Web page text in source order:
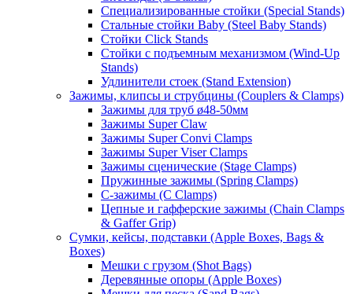
Специализированные стойки (Special Stands)
Стальные стойки Baby (Steel Baby Stands)
Стойки Click Stands
Стойки с подъемным механизмом (Wind-Up
Stands)
Удлинители стоек (Stand Extension)
Зажимы, клипсы и струбцины (Couplers & Clamps)
Зажимы для труб ø48-50мм
Зажимы Super Claw
Зажимы Super Convi Clamps
Зажимы Super Viser Clamps
Зажимы сценические (Stage Clamps)
Пружинные зажимы (Spring Clamps)
С-зажимы (C Clamps)
Цепные и гафферские зажимы (Chain Clamps
& Gaffer Grip)
Сумки, кейсы, подставки (Apple Boxes, Bags &
Boxes)
Мешки с грузом (Shot Bags)
Деревянные опоры (Apple Boxes)